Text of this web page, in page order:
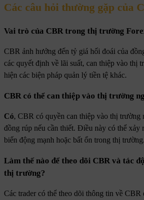
Các câu hỏi thường gặp của
Vai trò của CBR trong thị trường
CBR ảnh hưởng đến tỷ giá hối đoái của
các quyết định về lãi suất, can thiệp vào thị
hiện các biện pháp quản lý tiền tệ khác.
CBR có thể can thiệp vào thị trường
Có, CBR có quyền can thiệp vào thị trường
đồng rúp nếu cần thiết. Điều này có thể xảy
biến động mạnh hoặc bất ổn trong thị trường.
Làm thế nào để theo dõi CBR và tác
thị trường?
Các trader có thể theo dõi thông tin về CBR